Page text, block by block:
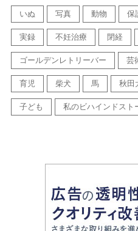
いぬ 写真 動物 保
実録 不妊治療 閉経
ゴールデンレトリーバー 芸
育児 柴犬 馬 秋田
子ども 私のビハインドスト